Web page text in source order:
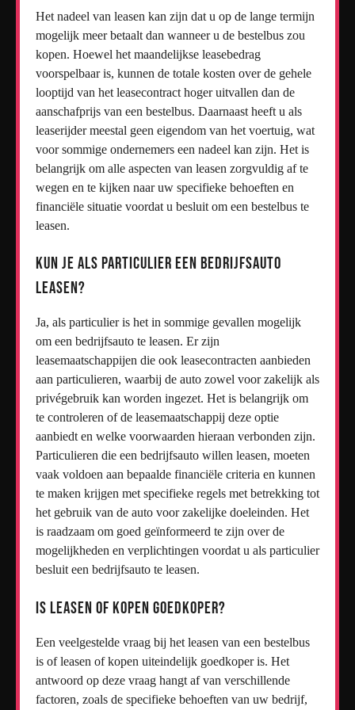
Het nadeel van leasen kan zijn dat u op de lange termijn
mogelijk meer betaalt dan wanneer u de bestelbus zou
kopen. Hoewel het maandelijkse leasebedrag
voorspelbaar is, kunnen de totale kosten over de gehele
looptijd van het leasecontract hoger uitvallen dan de
aanschafprijs van een bestelbus. Daarnaast heeft u als
leaserijder meestal geen eigendom van het voertuig, wat
voor sommige ondernemers een nadeel kan zijn. Het is
belangrijk om alle aspecten van leasen zorgvuldig af te
wegen en te kijken naar uw specifieke behoeften en
financiële situatie voordat u besluit om een bestelbus te
leasen.
Kun je als particulier een bedrijfsauto
leasen?
Ja, als particulier is het in sommige gevallen mogelijk
om een bedrijfsauto te leasen. Er zijn
leasemaatschappijen die ook leasecontracten aanbieden
aan particulieren, waarbij de auto zowel voor zakelijk als
privégebruik kan worden ingezet. Het is belangrijk om
te controleren of de leasemaatschappij deze optie
aanbiedt en welke voorwaarden hieraan verbonden zijn.
Particulieren die een bedrijfsauto willen leasen, moeten
vaak voldoen aan bepaalde financiële criteria en kunnen
te maken krijgen met specifieke regels met betrekking tot
het gebruik van de auto voor zakelijke doeleinden. Het
is raadzaam om goed geïnformeerd te zijn over de
mogelijkheden en verplichtingen voordat u als particulier
besluit een bedrijfsauto te leasen.
Is leasen of kopen goedkoper?
Een veelgestelde vraag bij het leasen van een bestelbus
is of leasen of kopen uiteindelijk goedkoper is. Het
antwoord op deze vraag hangt af van verschillende
factoren, zoals de specifieke behoeften van uw bedrijf,